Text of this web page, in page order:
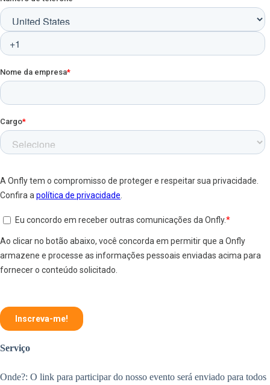
Serviço
Onde?: O link para participar do nosso evento será enviado para todos